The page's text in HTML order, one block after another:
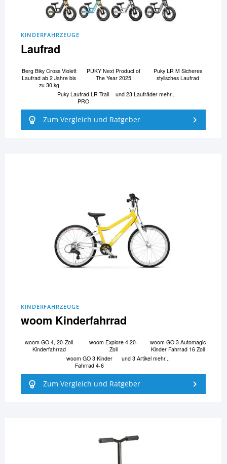
KINDERFAHRZEUGE
Laufrad
Berg Biky Cross Violett
Laufrad ab 2 Jahre bis
zu 30 kg
PUKY Next Product of
The Year 2025
Puky LR M Sicheres
stylisches Laufrad
Puky Laufrad LR Trail
PRO
und 23 Laufräder mehr...
Zum Vergleich und Ratgeber
KINDERFAHRZEUGE
woom Kinderfahrrad
woom GO 4, 20-Zoll
Kinderfahrrad
woom Explore 4 20-
Zoll
woom GO 3 Automagic
Kinder Fahrrad 16 Zoll
woom GO 3 Kinder
Fahrrad 4-6
und 3 Artikel mehr...
Zum Vergleich und Ratgeber